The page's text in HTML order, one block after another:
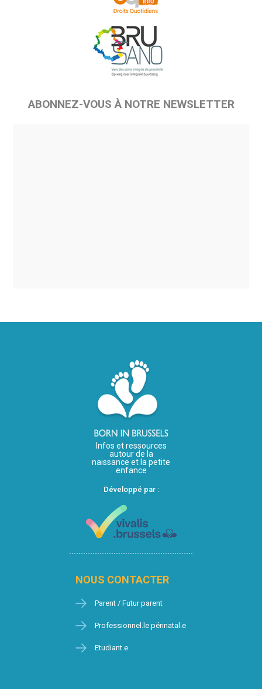
ABONNEZ-VOUS À NOTRE NEWSLETTER
Infos et ressources
autour de la
naissance et la petite
enfance
Développé par :
NOUS CONTACTER
Parent / Futur parent
Professionnel.le périnatal.e
Etudiant.e